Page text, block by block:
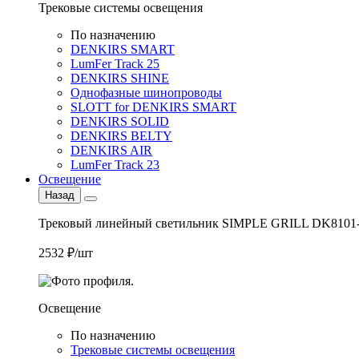
Трековые системы освещения
По назначению
DENKIRS SMART
LumFer Track 25
DENKIRS SHINE
Однофазные шинопроводы
SLOTT for DENKIRS SMART
DENKIRS SOLID
DENKIRS BELTY
DENKIRS AIR
LumFer Track 23
Освещение
Назад
Трековый линейный светильник SIMPLE GRILL
2532 ₽/шт
Освещение
По назначению
Трековые системы освещения